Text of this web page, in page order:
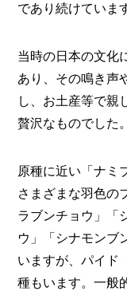
であり続けていま
当時の日本の文化
あり、その鳴き声
し、お土産等で親
贅沢なものでした。
原種に近い「ナミ
さまざまな羽色の
ラブンチョウ」「
ウ」「シナモンブ
いますが、パイド
種もいます。一般